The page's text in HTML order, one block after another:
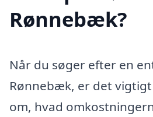
Rønnebæk?
Når du søger efter en
Rønnebæk, er det
om, hvad